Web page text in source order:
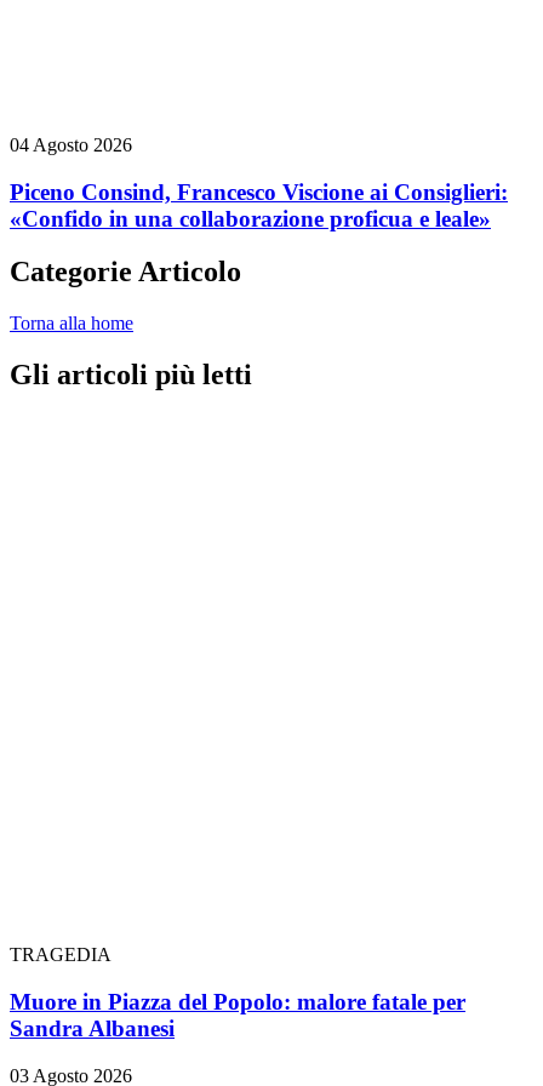
04 Agosto 2026
Piceno Consind, Francesco Viscione ai Consiglieri:
«Confido in una collaborazione proficua e leale»
Categorie Articolo
Torna alla home
Gli articoli più letti
TRAGEDIA
Muore in Piazza del Popolo: malore fatale per
Sandra Albanesi
03 Agosto 2026